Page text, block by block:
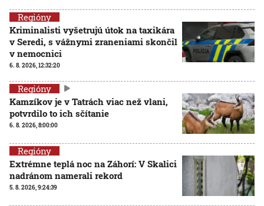
Regióny
Kriminalisti vyšetrujú útok na taxikára
v Seredi, s vážnymi zraneniami skončil
v nemocnici
6. 8. 2026, 12:32:20
Regióny
Kamzíkov je v Tatrách viac než vlani,
potvrdilo to ich sčítanie
6. 8. 2026, 8:00:00
Regióny
Extrémne teplá noc na Záhorí: V Skalici
nadránom namerali rekord
5. 8. 2026, 9:24:39